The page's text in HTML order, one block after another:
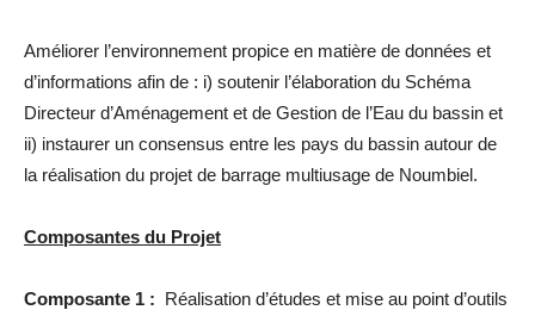
Améliorer l’environnement propice en matière de données et
d’informations afin de : i) soutenir l’élaboration du Schéma
Directeur d’Aménagement et de Gestion de l’Eau du bassin et
ii) instaurer un consensus entre les pays du bassin autour de
la réalisation du projet de barrage multiusage de Noumbiel.
Composantes du Projet
Composante 1 : Réalisation d’études et mise au point d’outils